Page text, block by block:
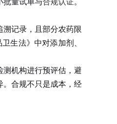
批量试单与合规认证。
记录，且部分农药限
生法》中对添加剂、
机构进行预评估，避
。合规不只是成本，经